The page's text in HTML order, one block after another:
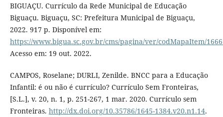
BIGUAÇU. Currículo da Rede Municipal de Educação
Biguaçu. Biguaçu, SC: Prefeitura Municipal de Biguaçu,
2022. 917 p. Disponível em:
https://www.bigua.sc.gov.br/cms/pagina/ver/codMapaItem/
Acesso em: 19 out. 2022.
CAMPOS, Roselane; DURLI, Zenilde. BNCC para a Educação
Infantil: é ou não é currículo? Currículo Sem Fronteiras,
[S.L.], v. 20, n. 1, p. 251-267, 1 mar. 2020. Currículo sem
Fronteiras. http://dx.doi.org/10.35786/1645-1384.v20.n1.14.